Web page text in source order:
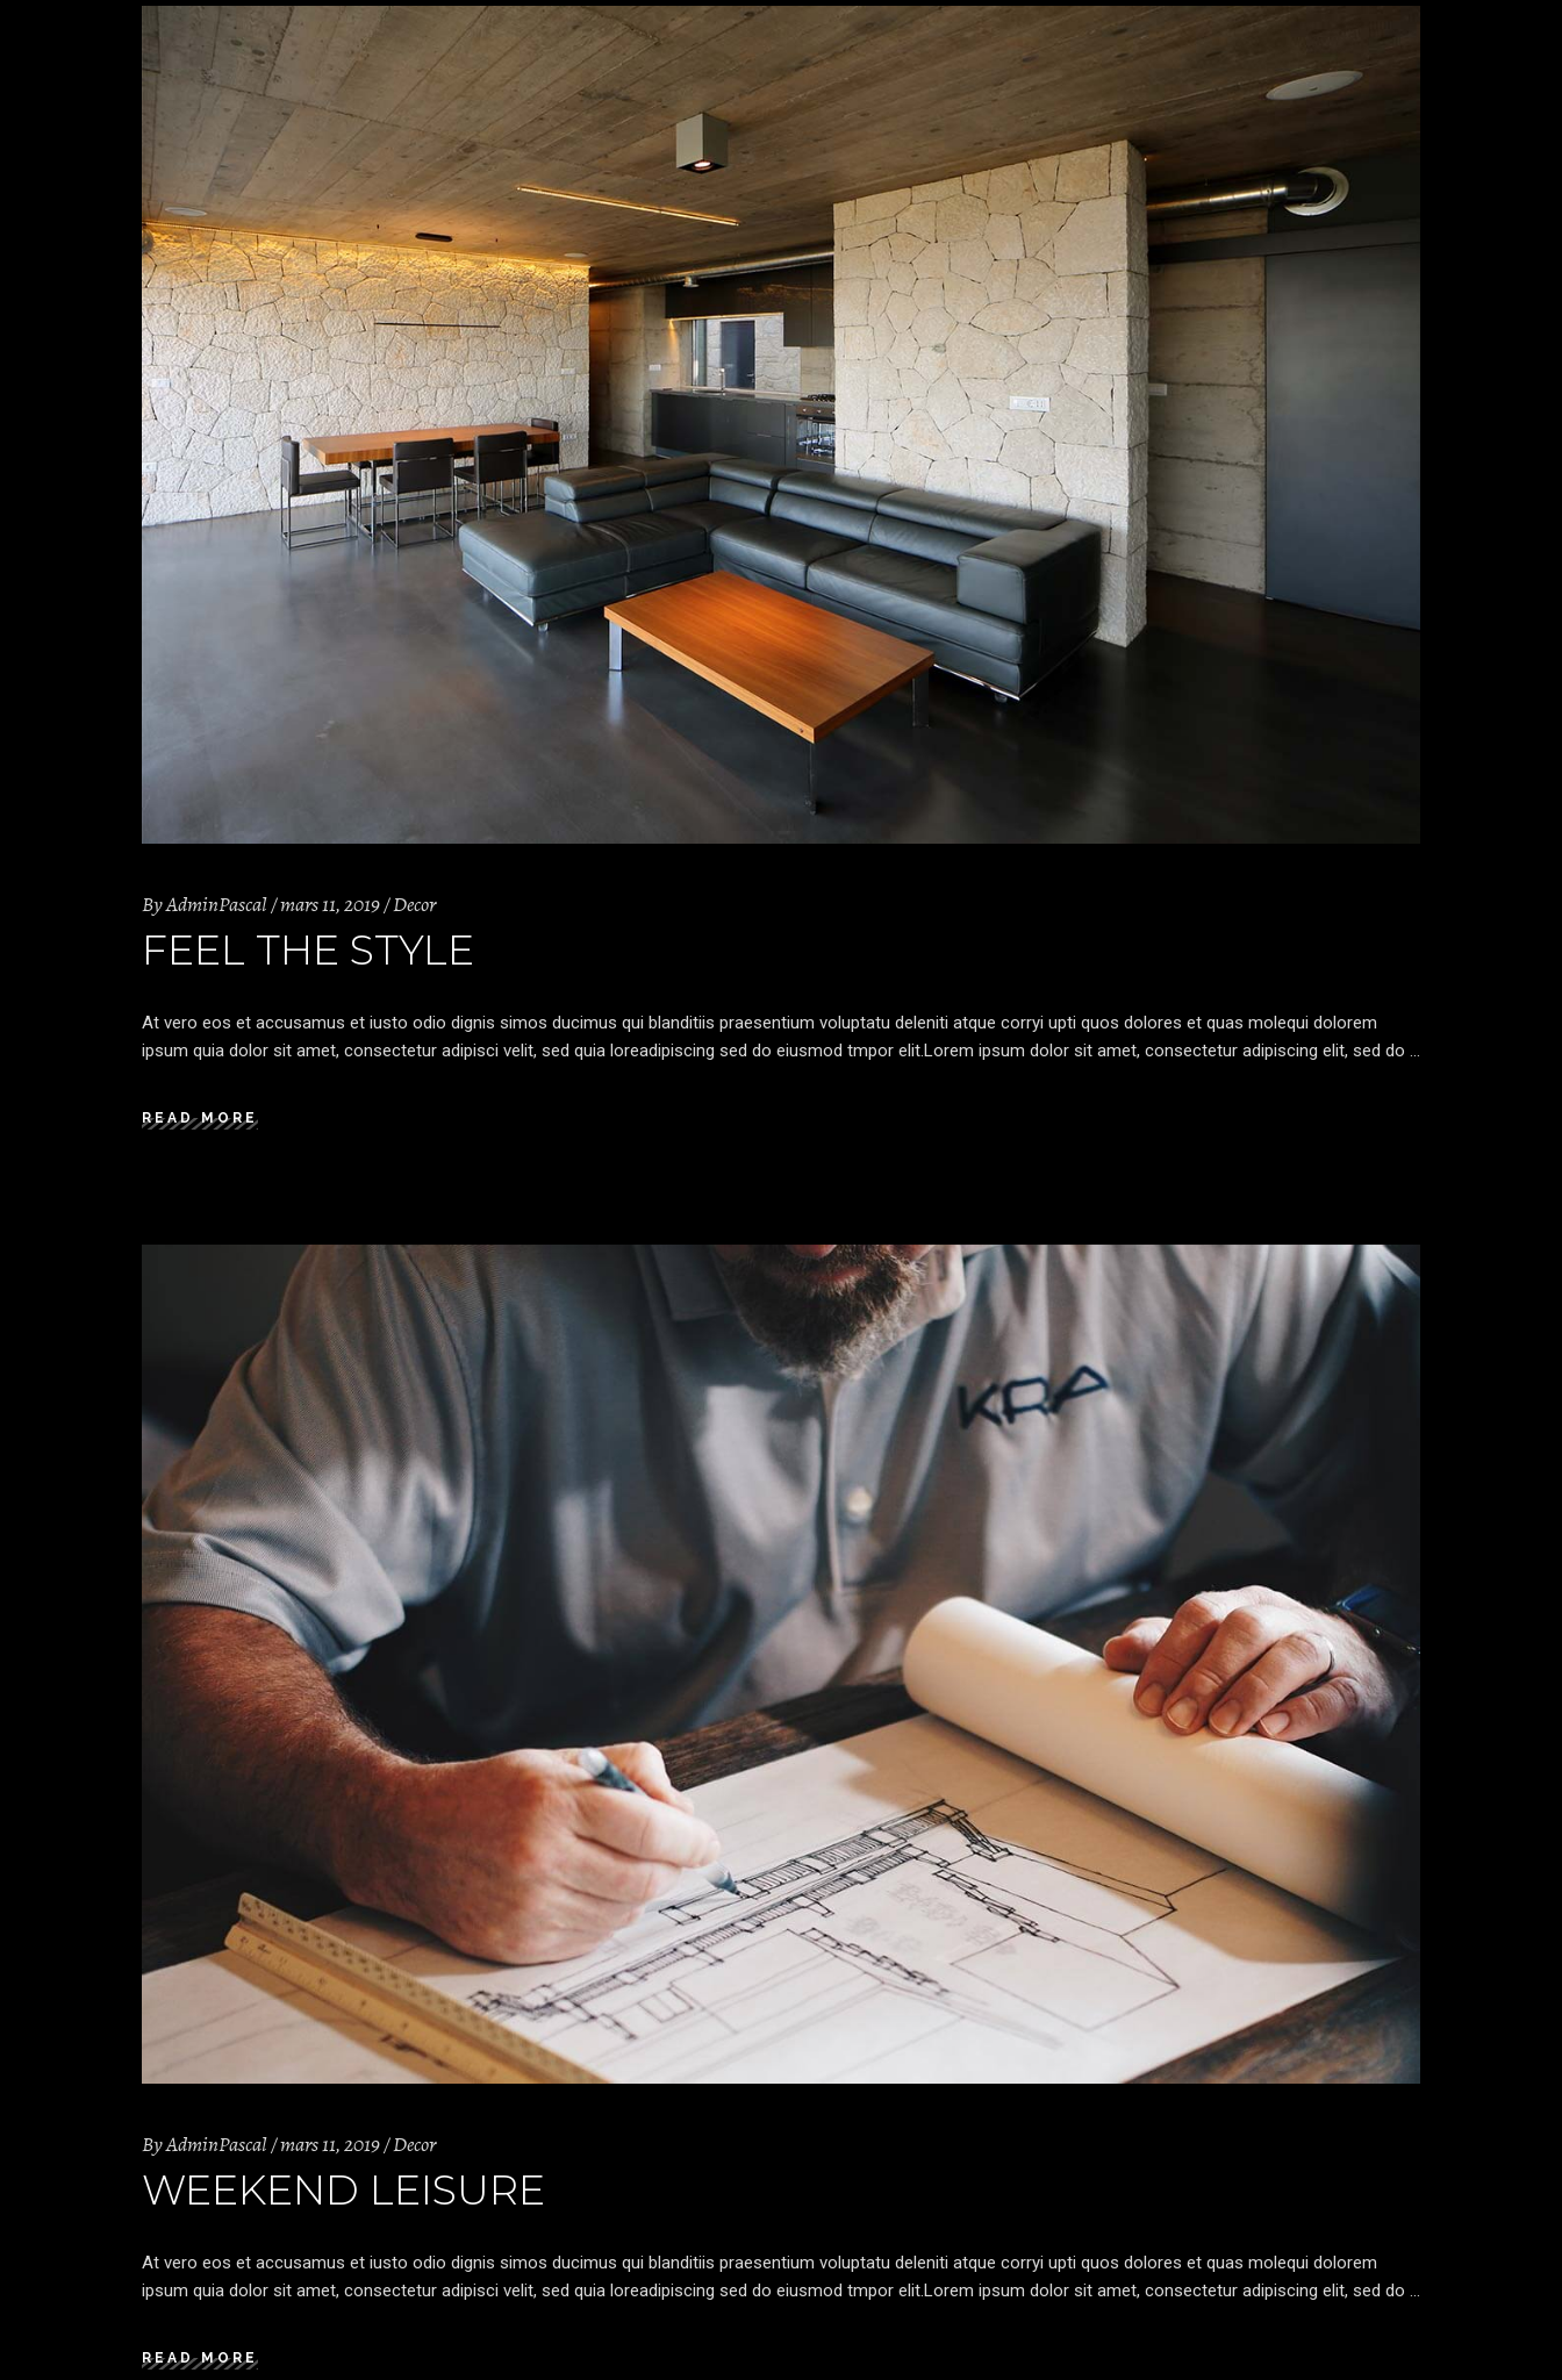
ByAdminPascal mars 11, 2019 Decor
FEEL THE STYLE
At vero eos et accusamus et iusto odio dignis simos ducimus qui blanditiis praesentium voluptatu deleniti atque corryi upti quos dolores et quas molequi dolorem
ipsum quia dolor sit amet, consectetur adipisci velit, sed quia loreadipiscing sed do eiusmod tmpor elit.Lorem ipsum dolor sit amet, consectetur adipiscing elit, sed do
READ MORE
ByAdminPascal mars 11, 2019 Decor
WEEKEND LEISURE
At vero eos et accusamus et iusto odio dignis simos ducimus qui blanditiis praesentium voluptatu deleniti atque corryi upti quos dolores et quas molequi dolorem
ipsum quia dolor sit amet, consectetur adipisci velit, sed quia loreadipiscing sed do eiusmod tmpor elit.Lorem ipsum dolor sit amet, consectetur adipiscing elit, sed do
READ MORE